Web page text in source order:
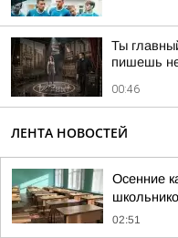
Ты
пишешь
00:46
ЛЕНТА НОВОСТЕЙ
Осенние
02:51